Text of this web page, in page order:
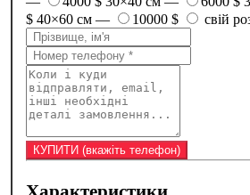
$ 40×60 см — 10000 $ свій